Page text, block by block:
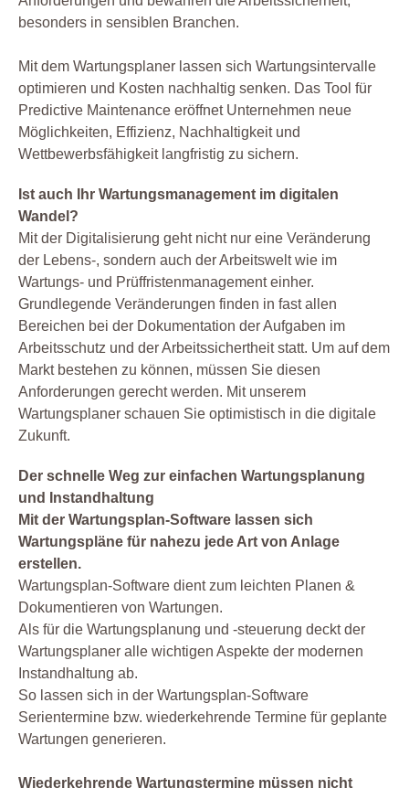
besonders in sensiblen Branchen.
Mit dem Wartungsplaner lassen sich Wartungsintervalle
optimieren und Kosten nachhaltig senken. Das Tool für
Predictive Maintenance eröffnet Unternehmen neue
Möglichkeiten, Effizienz, Nachhaltigkeit und
Wettbewerbsfähigkeit langfristig zu sichern.
Ist auch Ihr Wartungsmanagement im digitalen
Wandel?
Mit der Digitalisierung geht nicht nur eine Veränderung
der Lebens-, sondern auch der Arbeitswelt wie im
Wartungs- und Prüffristenmanagement einher.
Grundlegende Veränderungen finden in fast allen
Bereichen bei der Dokumentation der Aufgaben im
Arbeitsschutz und der Arbeitssichertheit statt. Um auf dem
Markt bestehen zu können, müssen Sie diesen
Anforderungen gerecht werden. Mit unserem
Wartungsplaner schauen Sie optimistisch in die digitale
Zukunft.
Der schnelle Weg zur einfachen Wartungsplanung
und Instandhaltung
Mit der Wartungsplan-Software lassen sich
Wartungspläne für nahezu jede Art von Anlage
erstellen.
Wartungsplan-Software dient zum leichten Planen &
Dokumentieren von Wartungen.
Als für die Wartungsplanung und -steuerung deckt der
Wartungsplaner alle wichtigen Aspekte der modernen
Instandhaltung ab.
So lassen sich in der Wartungsplan-Software
Serientermine bzw. wiederkehrende Termine für geplante
Wartungen generieren.
Wiederkehrende Wartungstermine müssen nicht